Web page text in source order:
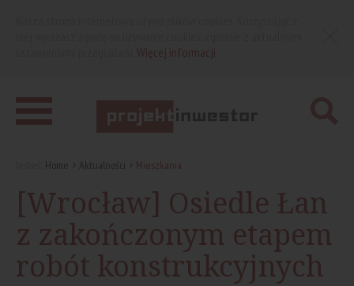
Home Aktualności Mieszkania
[Wrocław] Osiedle Łan
z zakończonym etapem
robót konstrukcyjnych